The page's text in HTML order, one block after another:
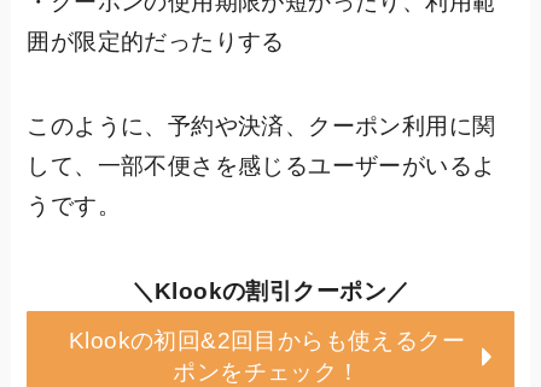
囲が限定的だったりする
このように、予約や決済、クーポン利用に関
して、一部不便さを感じるユーザーがいるよ
うです。
＼Klookの割引クーポン／
Klookの初回&2回目からも使えるクー
ポンをチェック！